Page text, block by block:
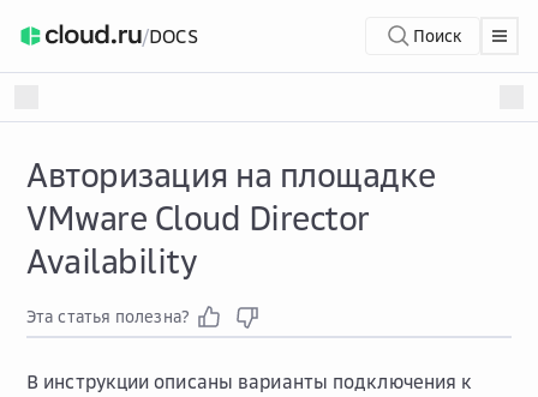
/DOCS Поиск
Авторизация на площадке
VMware Cloud Director
Availability
Эта статья полезна?
В инструкции описаны варианты подключения к